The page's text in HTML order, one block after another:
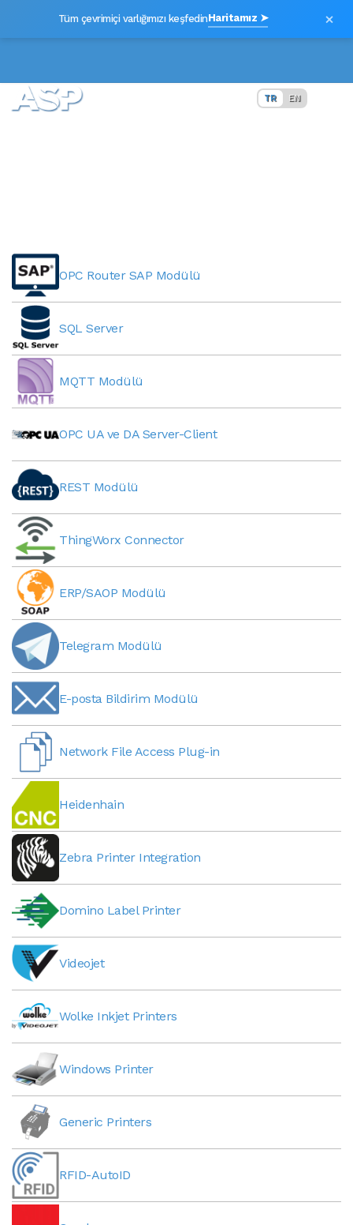
Tüm çevrimiçi varlığımızı keşfedinHaritamız ➤ ×
TR EN
OPC Router SAP Modülü
SQL Server
MQTT Modülü
OPC UA ve DA Server-Client
REST Modülü
ThingWorx Connector
ERP/SAOP Modülü
Telegram Modülü
E-posta Bildirim Modülü
Network File Access Plug-in
Heidenhain
Zebra Printer Integration
Domino Label Printer
Videojet
Wolke Inkjet Printers
Windows Printer
Generic Printers
RFID-AutoID